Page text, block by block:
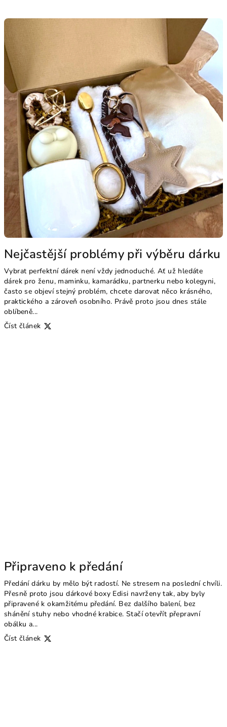
Nejčastější problémy při výběru dárku
Vybrat perfektní dárek není vždy jednoduché. Ať už hledáte
dárek pro ženu, maminku, kamarádku, partnerku nebo kolegyni,
často se objeví stejný problém, chcete darovat něco krásného,
praktického a zároveň osobního. Právě proto jsou dnes stále
oblíbeně...
Číst článek
Připraveno k předání
Předání dárku by mělo být radostí. Ne stresem na poslední chvíli.
Přesně proto jsou dárkové boxy Edisi navrženy tak, aby byly
připravené k okamžitému předání. Bez dalšího balení, bez
shánění stuhy nebo vhodné krabice. Stačí otevřít přepravní
obálku a...
Číst článek